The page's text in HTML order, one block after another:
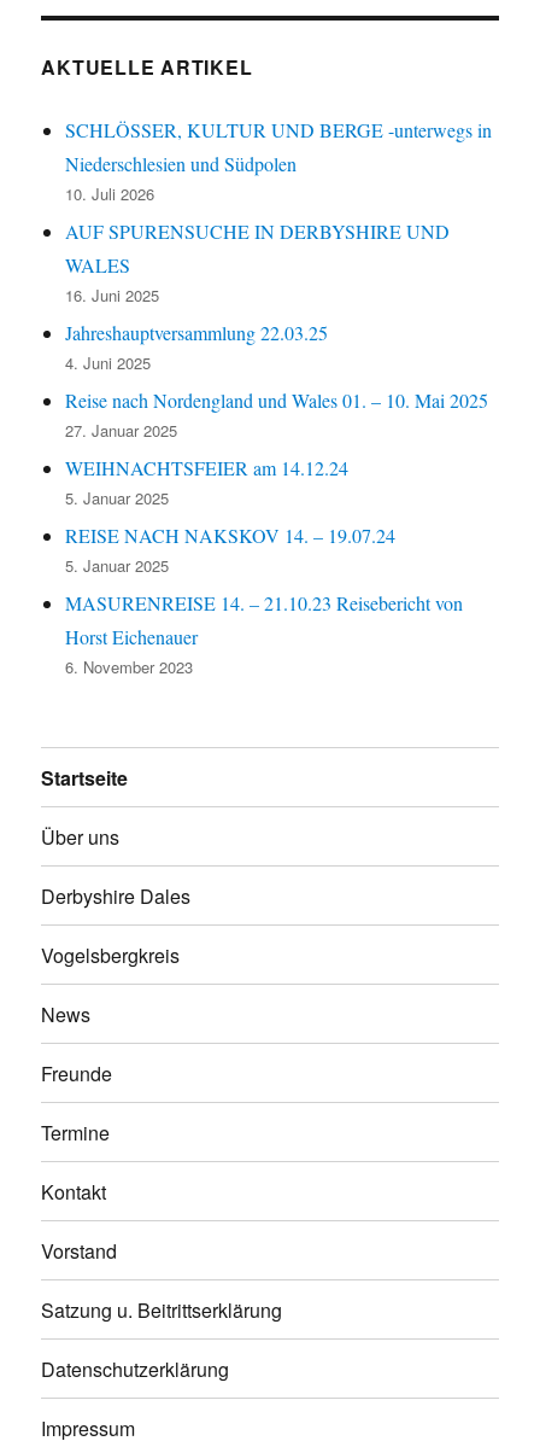
AKTUELLE ARTIKEL
SCHLÖSSER, KULTUR UND BERGE -unterwegs in
Niederschlesien und Südpolen
10. Juli 2026
AUF SPURENSUCHE IN DERBYSHIRE UND
WALES
16. Juni 2025
Jahreshauptversammlung 22.03.25
4. Juni 2025
Reise nach Nordengland und Wales 01. – 10. Mai 2025
27. Januar 2025
WEIHNACHTSFEIER am 14.12.24
5. Januar 2025
REISE NACH NAKSKOV 14. – 19.07.24
5. Januar 2025
MASURENREISE 14. – 21.10.23 Reisebericht von
Horst Eichenauer
6. November 2023
Startseite
Über uns
Derbyshire Dales
Vogelsbergkreis
News
Freunde
Termine
Kontakt
Vorstand
Satzung u. Beitrittserklärung
Datenschutzerklärung
Impressum